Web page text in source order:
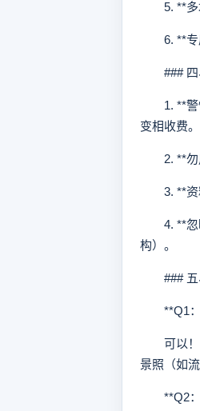
5. **多场
6. **专属
### 四、
1. **警惕
变相收费。
2. **勿用
3. **资料
4. **忽略
构）。
### 五
**Q1：
可以！广
景照（如
**Q2：